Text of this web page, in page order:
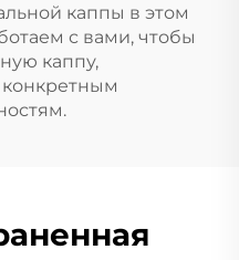
каппы в этом
с вами, чтобы
каппу,